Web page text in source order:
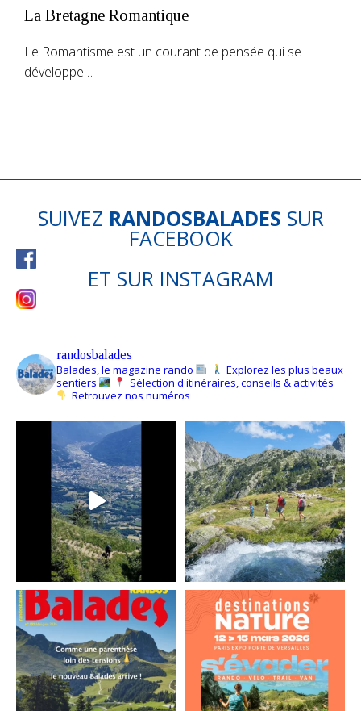
La Bretagne Romantique
Le Romantisme est un courant de pensée qui se
développe…
SUIVEZ RANDOSBALADES SUR
FACEBOOK
ET SUR INSTAGRAM
randosbalades
Balades, le magazine rando
Explorez les plus beaux
sentiers
Sélection d'itinéraires, conseils & activités
Retrouvez nos numéros